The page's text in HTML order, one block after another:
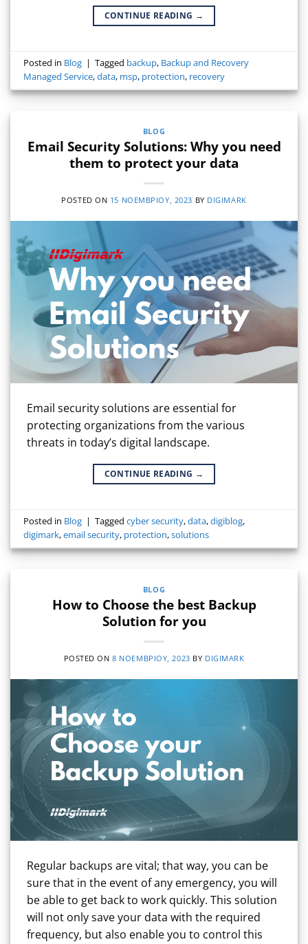
CONTINUE READING →
Posted in Blog | Tagged backup, Backup and Recovery
Managed Service,data, msp, protection, recovery
BLOG
Email Security Solutions: Why you need
them to protect your data
POSTED ON 15 ΝΟΕΜΒΡΊΟΥ, 2023 BY DIGIMARK
Email security solutions are essential for
protecting organizations from the various
threats in today’s digital landscape.
CONTINUE READING →
Posted in Blog | Taggedcyber security,data,digiblog,
digimark,email security, protection,solutions
BLOG
How to Choose the best Backup
Solution for you
POSTED ON8 ΝΟΕΜΒΡΊΟΥ, 2023 BY DIGIMARK
Regular backups are vital; that way, you can be
sure that in the event of any emergency, you will
be able to get back to work quickly. This solution
will not only save your data with the required
frequency, but also enable you to control this